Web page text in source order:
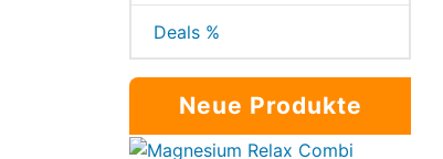
Deals %
Neue Produkte